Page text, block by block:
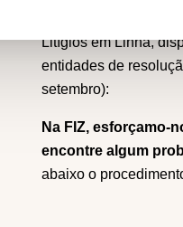
Litígios em Linha,
entidades de
setembro):
Na FIZ, esforçamo-
encontre algum
abaixo o